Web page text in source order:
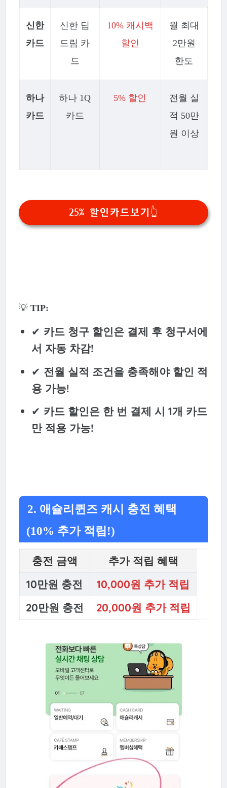
신한
카드
신한 딥
드림 카
드
10% 캐시백
할인
월 최대
2만원
한도
하나
카드
하나 1Q
카드
5% 할인
전월 실
적 50만
원 이상
25% 할인카드보기👆
💡 TIP:
✔ 카드 청구 할인은 결제 후 청구서에
서 자동 차감!
✔ 전월 실적 조건을 충족해야 할인 적
용 가능!
✔ 카드 할인은 한 번 결제 시 1개 카드
만 적용 가능!
2. 애슐리퀸즈 캐시 충전 혜택
(10% 추가 적립!)
충전 금액
추가 적립 혜택
10만원 충전
10,000원 추가 적립
20만원 충전
20,000원 추가 적립